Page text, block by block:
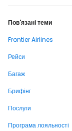
Пов'язані теми
Frontier Airlines
Рейси
Багаж
Брифінг
Послуги
Програма лояльності